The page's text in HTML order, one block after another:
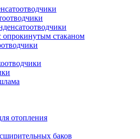
опрокинутым стаканом
отопления
баков